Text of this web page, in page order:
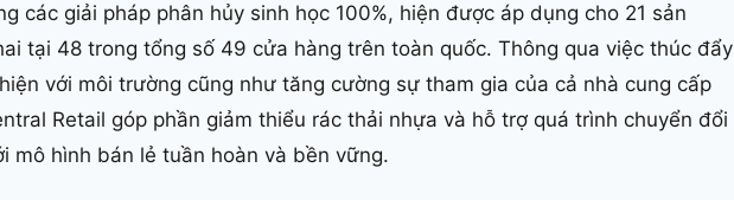
các giải pháp phân hủy sinh học 100%, hiện được áp dụng cho 21 sản
tại 48 trong tổng số 49 cửa hàng trên toàn quốc. Thông qua việc thúc đẩy
với môi trường cũng như tăng cường sự tham gia của cả nhà cung cấp
Retail góp phần giảm thiểu rác thải nhựa và hỗ trợ quá trình chuyển đổi
mô hình bán lẻ tuần hoàn và bền vững.